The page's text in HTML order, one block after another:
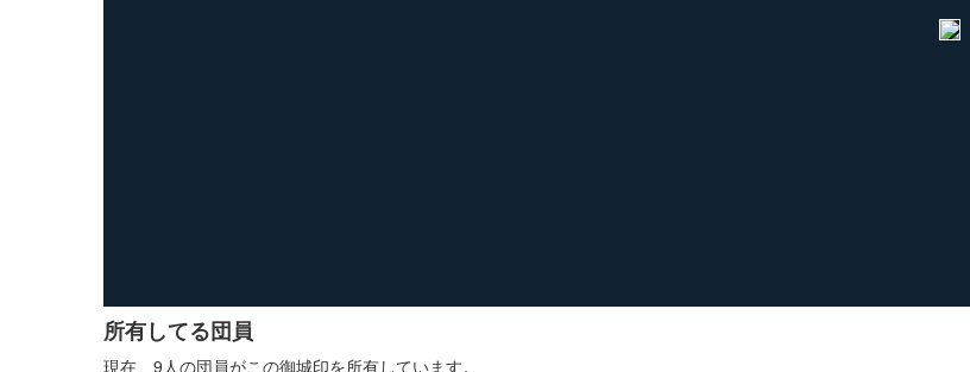
所有してる団員
現在、9人の団員がこの御城印を所有しています。